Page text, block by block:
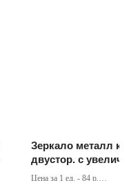
Зеркало металл
двустор. с увелич. d
см)
Цена за 1 ед. - 84 р.